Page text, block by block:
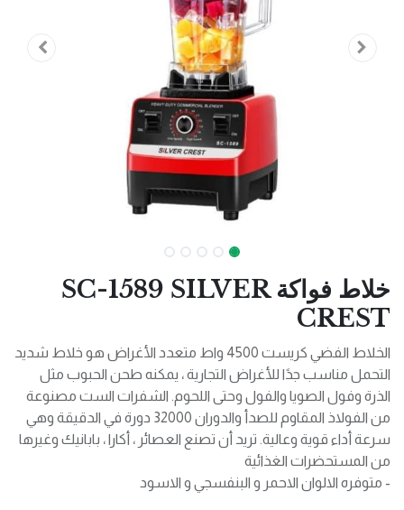
خلاط فواكة SC-1589 SILVER
CREST
الخلاط الفضي كريست 4500 واط متعدد الأغراض هو خلاط شديد
التحمل مناسب جدًا للأغراض التجارية ، يمكنه طحن الحبوب مثل
الذرة وفول الصويا والفول وحتى اللحوم. الشفرات الست مصنوعة
من الفولاذ المقاوم للصدأ والدوران 32000 دورة في الدقيقة وهي
سرعة أداء قوية وعالية. تريد أن تصنع العصائر ، أكارا ، بابانيك وغيرها
من المستحضرات الغذائية
- متوفره الالوان الاحمر و البنفسجي و الاسود